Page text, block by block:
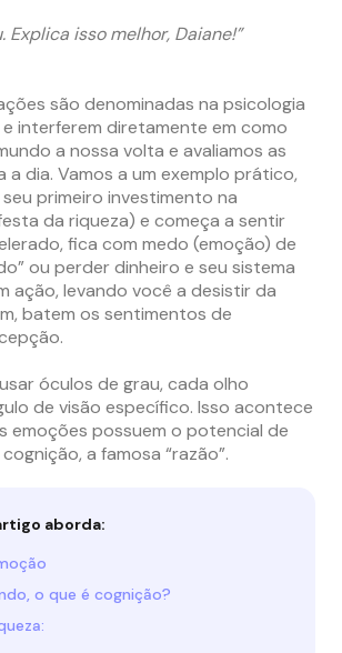
Explica isso melhor, Daiane!”
são denominadas na psicologia
interferem diretamente em como
a nossa volta e avaliamos as
a dia. Vamos a um exemplo prático,
primeiro investimento na
da riqueza) e começa a sentir
fica com medo (emoção) de
ou perder dinheiro e seu sistema
ação, levando você a desistir da
batem os sentimentos de
óculos de grau, cada olho
de visão específico. Isso acontece
emoções possuem o potencial de
a famosa “razão”.
aborda:
o que é cognição?